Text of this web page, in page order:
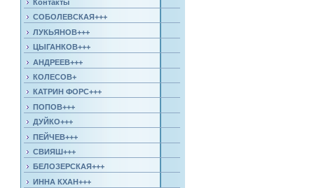
Контакты
СОБОЛЕВСКАЯ+++
ЛУКЬЯНОВ+++
ЦЫГАНКОВ+++
АНДРЕЕВ+++
КОЛЕСОВ+
КАТРИН ФОРС+++
ПОПОВ+++
ДУЙКО+++
ПЕЙЧЕВ+++
СВИЯШ+++
БЕЛОЗЕРСКАЯ+++
ИННА КХАН+++